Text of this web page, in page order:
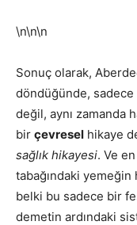
\n\n\n
Sonuç olarak,
döndüğünde,
değil, aynı zamanda
bir çevresel hikaye
sağlık hikayesi. Ve
tabağındaki
belki bu sadece bir
demetin ardındaki